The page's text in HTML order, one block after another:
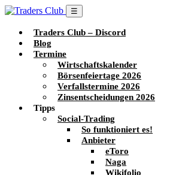
☰
Traders Club – Discord
Blog
Termine
Wirtschaftskalender
Börsenfeiertage 2026
Verfallstermine 2026
Zinsentscheidungen 2026
Tipps
Social-Trading
So funktioniert es!
Anbieter
eToro
Naga
Wikifolio